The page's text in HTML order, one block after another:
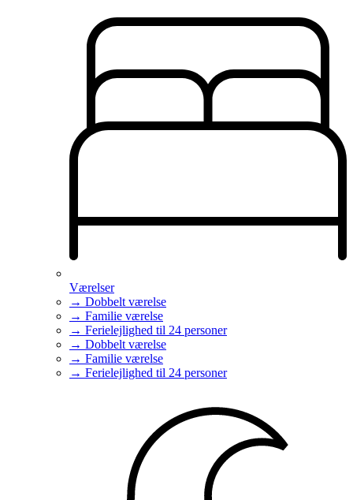
Værelser
→ Dobbelt værelse
→ Familie værelse
→ Ferielejlighed til 24 personer
→ Dobbelt værelse
→ Familie værelse
→ Ferielejlighed til 24 personer